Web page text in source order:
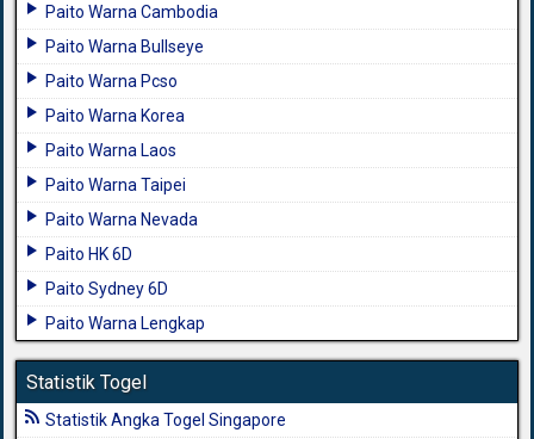
Paito Warna Cambodia
Paito Warna Bullseye
Paito Warna Pcso
Paito Warna Korea
Paito Warna Laos
Paito Warna Taipei
Paito Warna Nevada
Paito HK 6D
Paito Sydney 6D
Paito Warna Lengkap
Statistik Togel
Statistik Angka Togel Singapore